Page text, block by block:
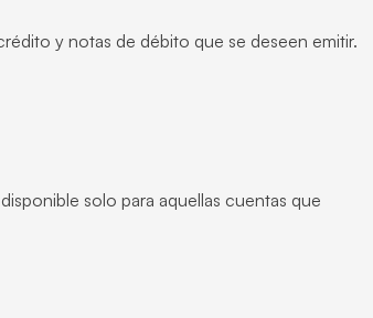
y notas de débito que se deseen emitir.
solo para aquellas cuentas que